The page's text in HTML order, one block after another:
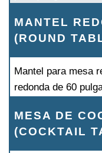
MANTEL
(ROUND
Mantel para mesa
redonda de 60
MESA DE
(COCKTAIL